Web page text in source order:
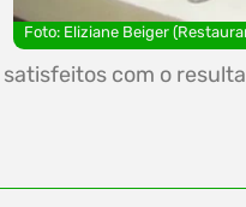
Foto: Eliziane Beiger
com o